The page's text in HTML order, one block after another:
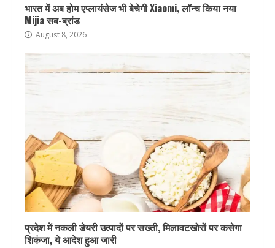
भारत में अब होम एप्लायंसेज भी बेचेगी Xiaomi, लॉन्च किया नया
Mijia सब-ब्रांड
August 8, 2026
प्रदेश में नकली डेयरी उत्पादों पर सख्ती, मिलावटखोरों पर कसेगा
शिकंजा, ये आदेश हुआ जारी